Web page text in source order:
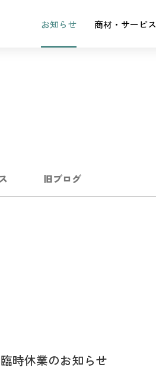
お知らせ 商材・サービス
旧ブログ
時休業のお知らせ